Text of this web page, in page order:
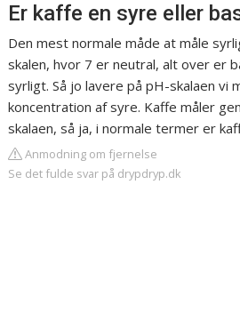
Er kaffe en syre eller
Den mest normale måde at måle
skalen, hvor 7 er neutral, alt over er
syrligt. Så jo lavere på pH-skalaen vi
koncentration af syre. Kaffe måler
skalaen, så ja, i normale termer er
Anmodning om fjernelse
Se det fulde svar på drypdryp.dk